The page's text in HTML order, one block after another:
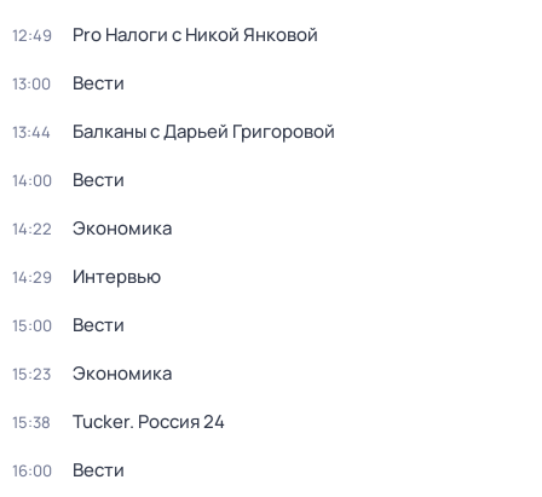
12:49 Pro Налоги с Никой Янковой
13:00 Вести
13:44 Балканы с Дарьей Григоровой
14:00 Вести
14:22 Экономика
14:29 Интервью
15:00 Вести
15:23 Экономика
15:38 Tucker. Россия 24
16:00 Вести